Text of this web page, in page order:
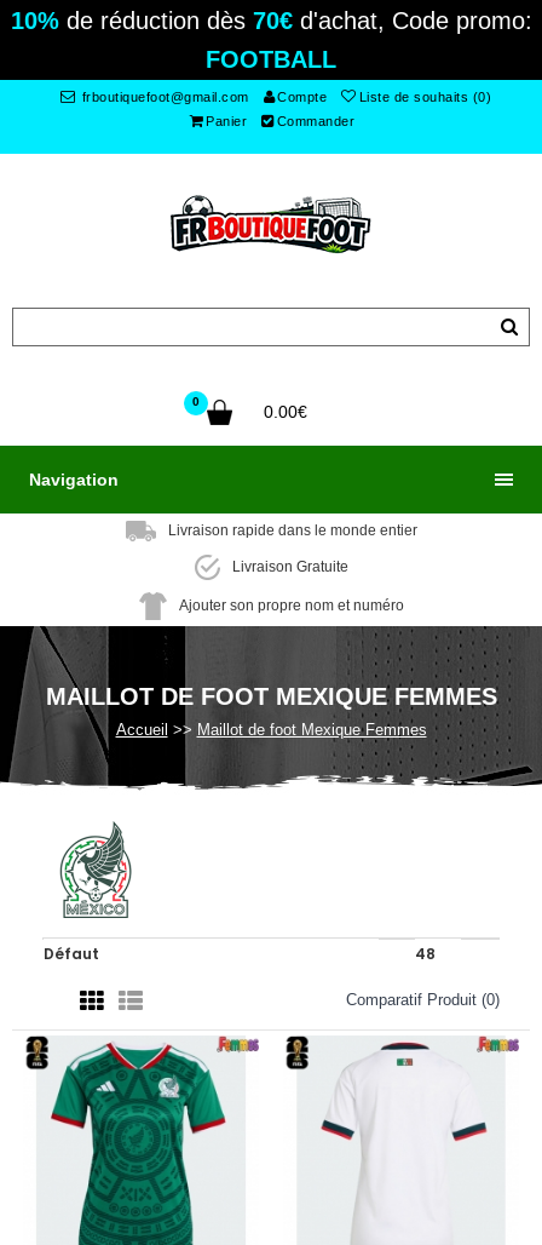
10%de réduction dès 70€d'achat, Code promo:
FOOTBALL
frboutiquefoot@gmail.com Compte
Liste de souhaits (0)
Panier
Commander
0
0.00€
Navigation
Livraison rapide dans le monde entier
Livraison Gratuite
Ajouter son propre nom et numéro
MAILLOT DE FOOT MEXIQUE FEMMES
Accueil Maillot de foot Mexique Femmes
Comparatif Produit (0)